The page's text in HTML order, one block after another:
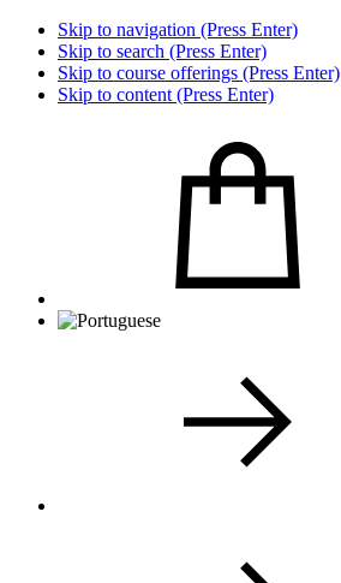
Skip to navigation (Press Enter)
Skip to search (Press Enter)
Skip to course offerings (Press Enter)
Skip to content (Press Enter)